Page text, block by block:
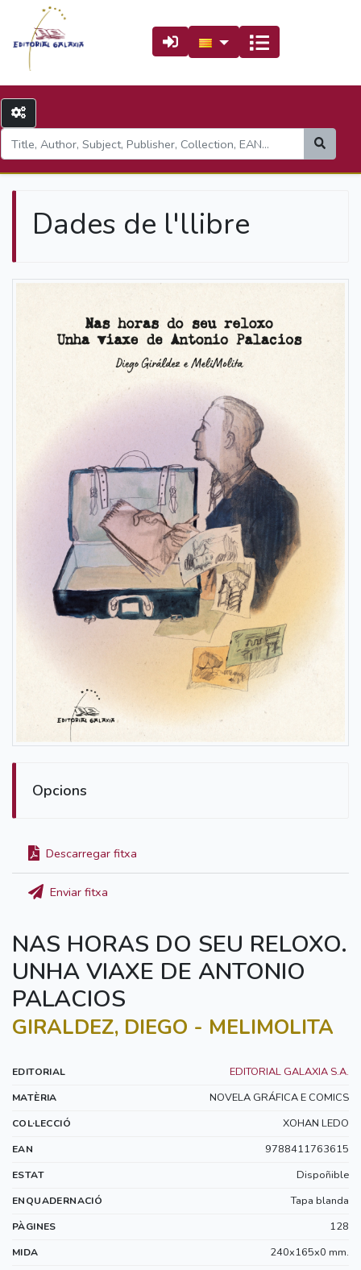
Dades de l'llibre
Opcions
Descarregar fitxa
Enviar fitxa
NAS HORAS DO SEU RELOXO.
UNHA VIAXE DE ANTONIO
PALACIOS
GIRALDEZ, DIEGO - MELIMOLITA
EDITORIAL EDITORIAL GALAXIA S.A.
MATÈRIA NOVELA GRÁFICA E COMICS
COL·LECCIÓ XOHAN LEDO
EAN 9788411763615
ESTAT Dispoñible
ENQUADERNACIÓ Tapa blanda
PÀGINES 128
MIDA 240x165x0 mm.